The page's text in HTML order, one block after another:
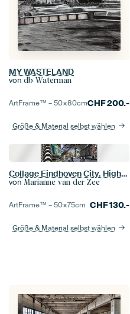
MY WASTELAND
von db Waterman
ArtFrame™ –50×80cmCHF200.-
Größe & Material selbst wählen
Collage Eindhoven City. Highlights der Stadt.
von Marianne van der Zee
ArtFrame™ –50×75cm CHF130.-
Größe & Material selbst wählen